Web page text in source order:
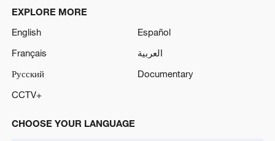
EXPLORE MORE
English
Español
Français
العربية
Русский
Documentary
CCTV+
CHOOSE YOUR LANGUAGE